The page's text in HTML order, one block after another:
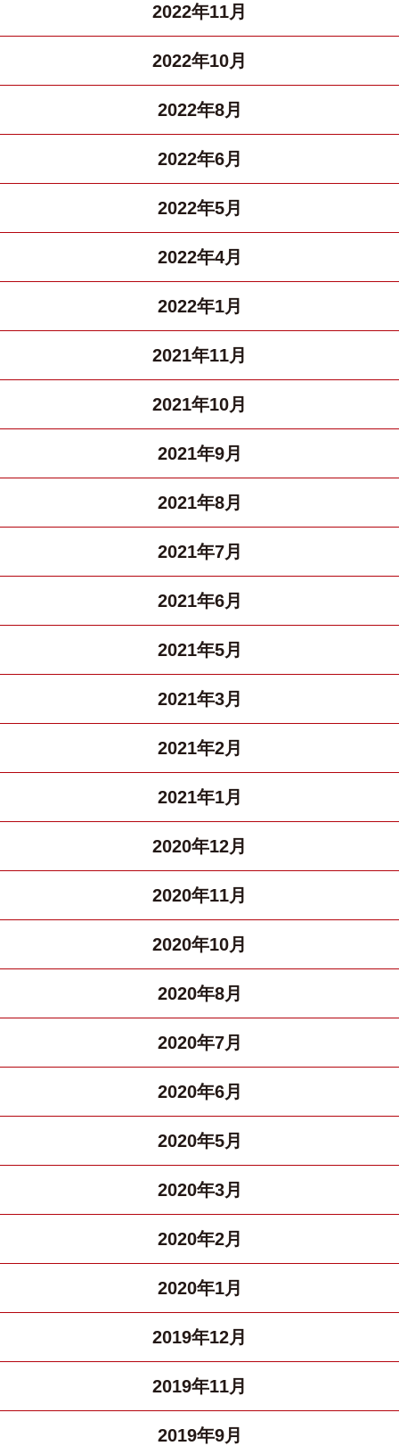
2022年11月
2022年10月
2022年8月
2022年6月
2022年5月
2022年4月
2022年1月
2021年11月
2021年10月
2021年9月
2021年8月
2021年7月
2021年6月
2021年5月
2021年3月
2021年2月
2021年1月
2020年12月
2020年11月
2020年10月
2020年8月
2020年7月
2020年6月
2020年5月
2020年3月
2020年2月
2020年1月
2019年12月
2019年11月
2019年9月